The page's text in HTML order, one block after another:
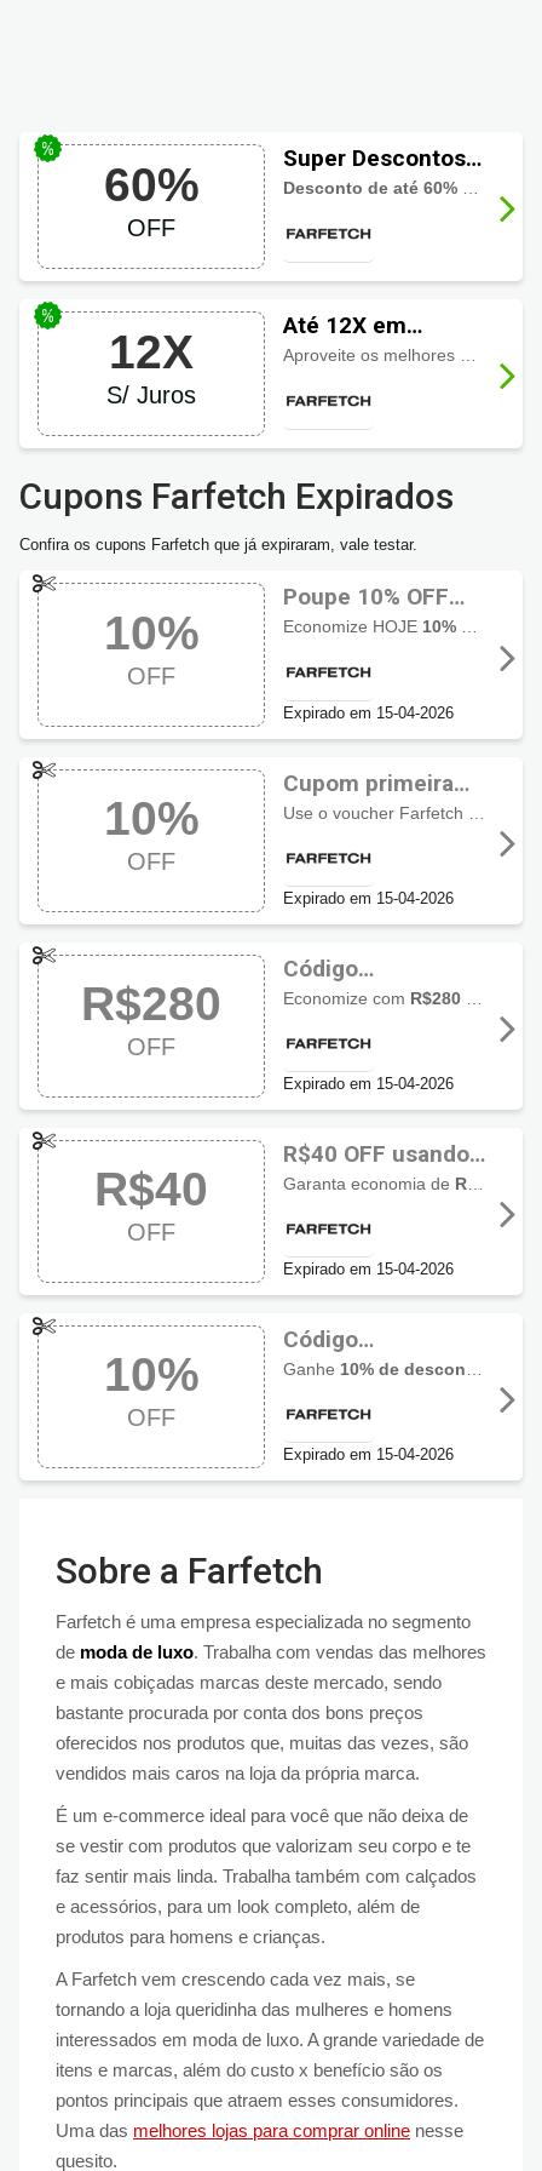
60%
OFF
Super Descontos
Farfetch até 60% Desconto de até 60% em produtos selecionados
12X
S/ Juros
Até 12X em
Farfetch
Aproveite os melhores descontos e ainda parcele sua compra em até 12 vezes sem juros
Cupons Farfetch Expirados
Confira os cupons Farfetch que já expiraram, vale testar.
10%
OFF
Poupe 10% OFF
com código
Farfetch
Economize HOJE 10% de desconto
Expirado em 15-04-2026
10%
OFF
Cupom primeira
compra Farfetch
Expirado em 15-04-2026
R$280
OFF
Código
Promocional
R$280 OFF
Economize com R$280 de desconto
Expirado em 15-04-2026
R$40
OFF
R$40 OFF usando
código
Farfetch
Garanta economia de R$40,00 de desconto
Expirado em 15-04-2026
10%
OFF
Código
promocional
OFF
Ganhe 10% de desconto
Expirado em 15-04-2026
Sobre a Farfetch
Farfetch é uma empresa especializada no segmento
de moda de luxo. Trabalha com vendas das melhores
e mais cobiçadas marcas deste mercado, sendo
bastante procurada por conta dos bons preços
oferecidos nos produtos que, muitas das vezes, são
vendidos mais caros na loja da própria marca.
É um e-commerce ideal para você que não deixa de
se vestir com produtos que valorizam seu corpo e te
faz sentir mais linda. Trabalha também com calçados
e acessórios, para um look completo, além de
produtos para homens e crianças.
A Farfetch vem crescendo cada vez mais, se
tornando a loja queridinha das mulheres e homens
interessados em moda de luxo. A grande variedade de
itens e marcas, além do custo x benefício são os
pontos principais que atraem esses consumidores.
Uma das melhores lojas para comprar online nesse
quesito.